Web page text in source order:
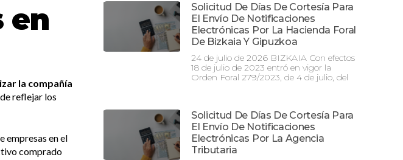
en
la compañía
reflejar los
empresas en el
comprado
Solicitud De Días De Cortesía Para
El Envío De Notificaciones
Electrónicas Por La Hacienda Foral
De Bizkaia Y Gipuzkoa
24 de julio de 2026 BIZKAIA Con efectos
18 de julio de 2023 entró en vigor la
Orden Foral 279/2023, de 4 de julio, del
Solicitud De Días De Cortesía Para
El Envío De Notificaciones
Electrónicas Por La Agencia
Tributaria